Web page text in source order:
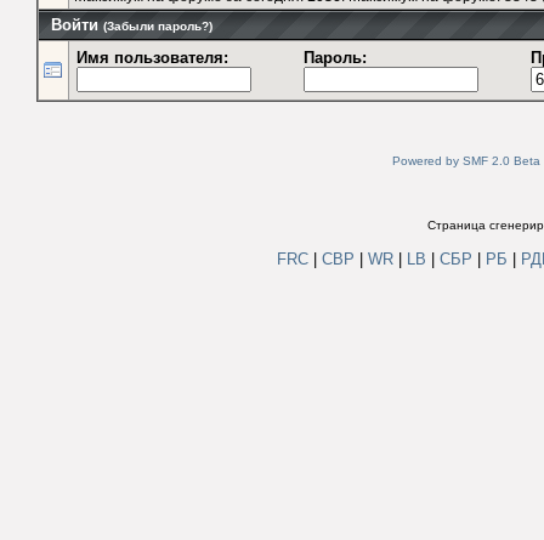
Пользователи на форуме
661 Гостей, 0 Пользователей
Максимум на форуме за сегодня:1086. Максимум на форуме: 3343
Войти(Забыли пароль?)
Powered by SMF 2.0 Beta